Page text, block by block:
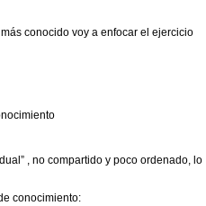
conocido voy a enfocar el ejercicio
, no compartido y poco ordenado, lo
conocimiento: